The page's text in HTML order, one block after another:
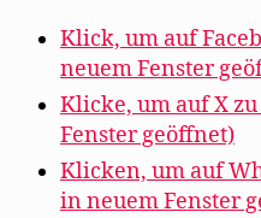
Klick, um auf
neuem Fenster
Klicke, um auf X
Fenster geöffnet)
Klicken, um auf
in neuem Fenster